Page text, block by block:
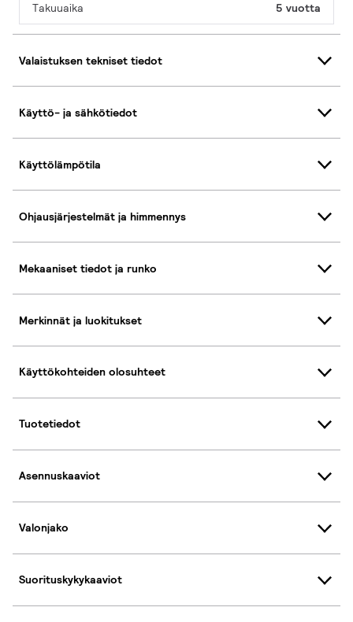
Takuuaika 5 vuotta
Valaistuksen tekniset tiedot
Käyttö- ja sähkötiedot
Käyttölämpötila
Ohjausjärjestelmät ja himmennys
Mekaaniset tiedot ja runko
Merkinnät ja luokitukset
Käyttökohteiden olosuhteet
Tuotetiedot
Asennuskaaviot
Valonjako
Suorituskykykaaviot